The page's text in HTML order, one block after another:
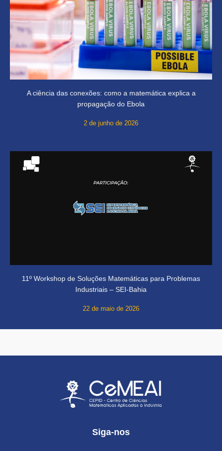
A ciência das conexões: como a matemática explica a
propagação do Ebola
2 de junho de 2026
11º Workshop de Soluções Matemáticas para Problemas
Industriais – SEI-Bahia
22 de maio de 2026
Siga-nos